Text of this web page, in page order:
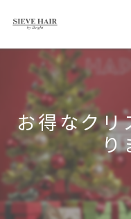
お得なクリ
り